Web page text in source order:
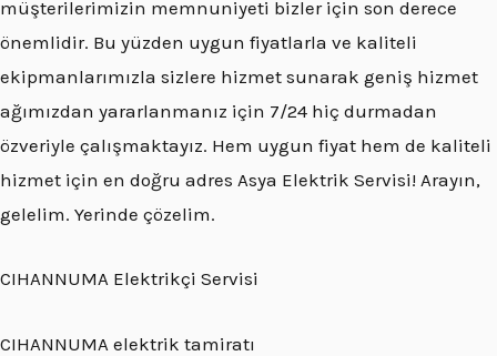
müşterilerimizin memnuniyeti bizler için son derece
önemlidir. Bu yüzden uygun fiyatlarla ve kaliteli
ekipmanlarımızla sizlere hizmet sunarak geniş hizmet
ağımızdan yararlanmanız için 7/24 hiç durmadan
özveriyle çalışmaktayız. Hem uygun fiyat hem de kaliteli
hizmet için en doğru adres Asya Elektrik Servisi! Arayın,
gelelim. Yerinde çözelim.
CIHANNUMA Elektrikçi Servisi
CIHANNUMA elektrik tamiratı